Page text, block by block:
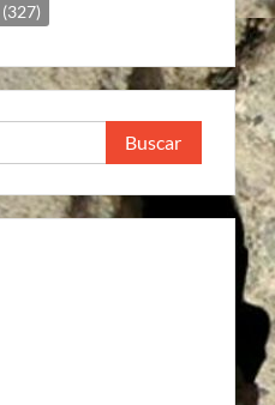
(327)
Buscar: